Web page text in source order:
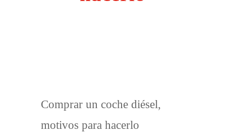
Comprar un coche diésel,
motivos para hacerlo